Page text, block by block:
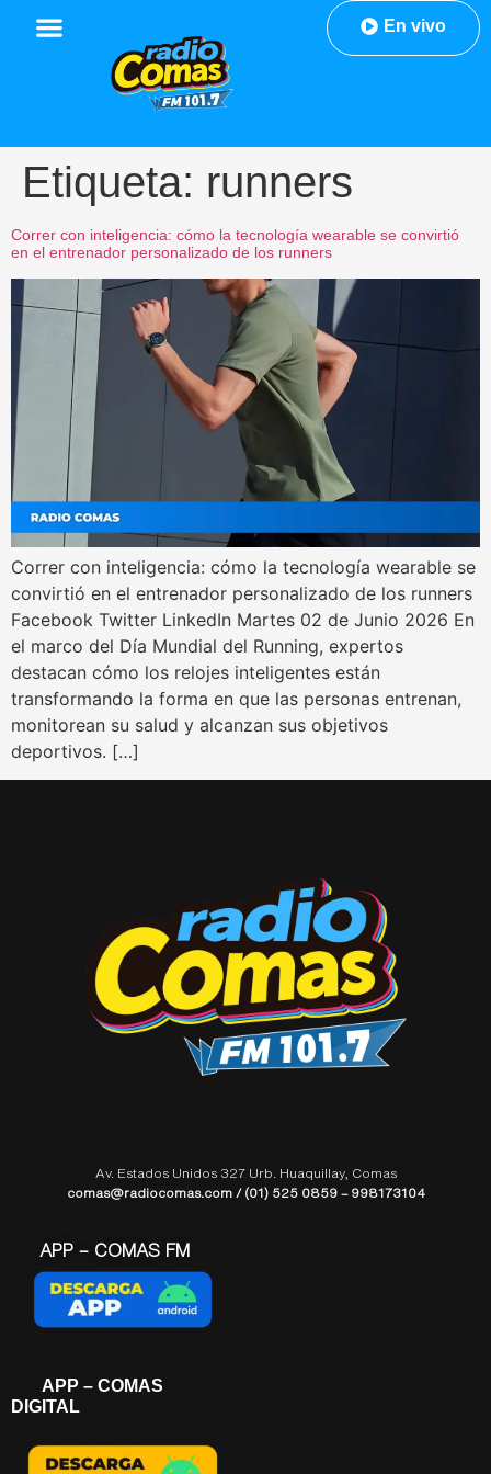
En vivo
Etiqueta: runners
Correr con inteligencia: cómo la tecnología wearable se convirtió
en el entrenador personalizado de los runners
Correr con inteligencia: cómo la tecnología wearable se
convirtió en el entrenador personalizado de los runners
Facebook Twitter LinkedIn Martes 02 de Junio 2026 En
el marco del Día Mundial del Running, expertos
destacan cómo los relojes inteligentes están
transformando la forma en que las personas entrenan,
monitorean su salud y alcanzan sus objetivos
deportivos. […]
Av. Estados Unidos 327 Urb. Huaquillay, Comas
comas@radiocomas.com / (01) 525 0859 – 998173104
APP – COMAS FM
APP – COMAS
DIGITAL